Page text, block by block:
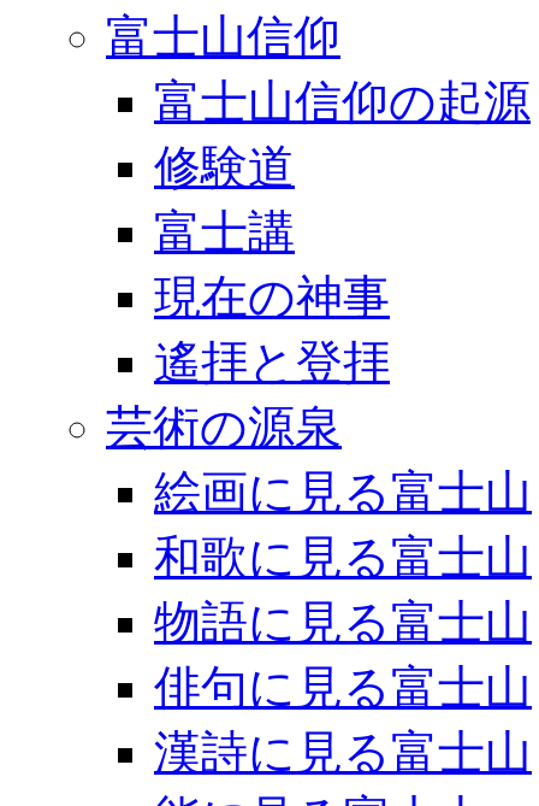
富士山信仰
富士山信仰の起源
修験道
富士講
現在の神事
遙拝と登拝
芸術の源泉
絵画に見る富士山
和歌に見る富士山
物語に見る富士山
俳句に見る富士山
漢詩に見る富士山